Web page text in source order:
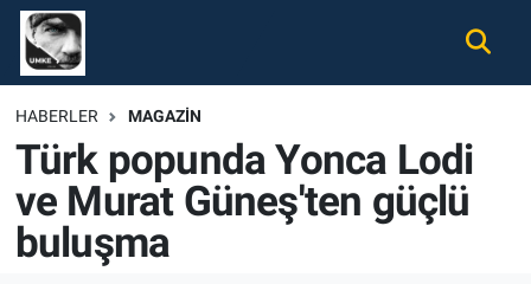
HABERLER MAGAZIN
Türk popunda Yonca Lodi
ve Murat Güneş'ten güçlü
buluşma
Gündem
Ekonomi
Spor
Magazin
Nöbetçi Eczaneler
Hava Durumu
Namaz Vakitleri
Trafik Durumu